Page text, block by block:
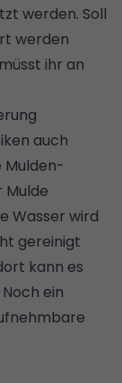
werden. Soll
werden
ihr an
auch
Mulden-
Mulde
Wasser wird
gereinigt
kann es
ein